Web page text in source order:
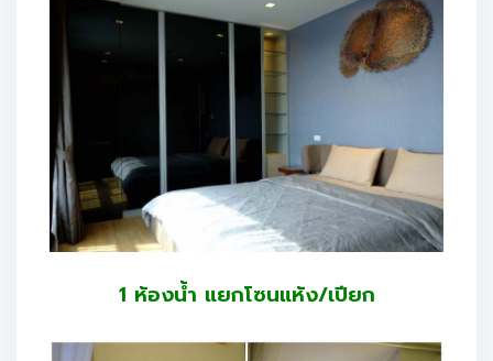
1 ห้องน้ำ แยกโซนแห้ง/เปียก